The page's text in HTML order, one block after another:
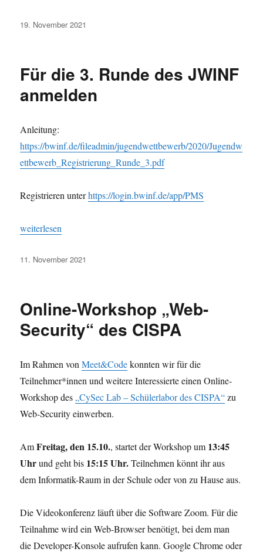
Veröffentlicht
19. November 2021
Für die 3. Runde des JWINF
anmelden
Anleitung:
https://bwinf.de/fileadmin/jugendwettbewerb/2020/Jugendw
ettbewerb_Registrierung_Runde_3.pdf
Registrieren unterhttps://login.bwinf.de/app/PMS
„Für die 3. Runde des JWINF anmelden“
weiterlesen
Veröffentlicht
11. November 2021
Online-Workshop „Web-
Security“ des CISPA
Im Rahmen vonMeet&Codekonnten wir für die
Teilnehmer*innen und weitere Interessierte einen Online-
Workshop des „CySec Lab – Schülerlabor des CISPA“zu
Web-Security einwerben.
AmFreitag, den 15.10., startet der Workshop um 13:45
Uhrund geht bis 15:15 Uhr.Teilnehmen könnt ihr aus
dem Informatik-Raum in der Schule oder von zu Hause aus.
Die Videokonferenz läuft über die Software Zoom. Für die
Teilnahme wird ein Web-Browser benötigt, bei dem man
die Developer-Konsole aufrufen kann. Google Chrome oder